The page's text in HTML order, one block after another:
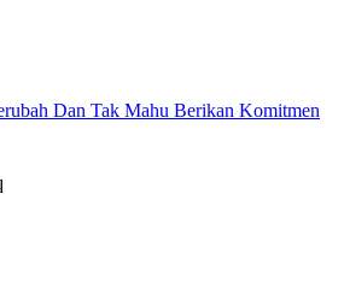
Dan Tak Mahu Berikan Komitmen